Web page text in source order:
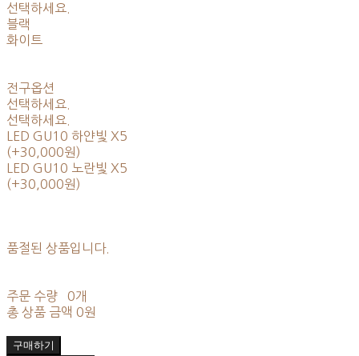
선택하세요.
블랙
화이트
전구옵션
선택하세요.
선택하세요.
LED GU10 하얀빛 X5
(+30,000원)
LED GU10 노란빛 X5
(+30,000원)
품절된 상품입니다.
주문 수량
0개
총 상품 금액 0원
구매하기